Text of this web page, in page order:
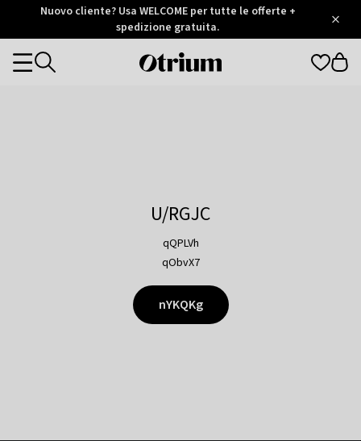
Otrium
Trustpilot
Nuovo cliente? Usa WELCOME per tutte le offerte +
spedizione gratuita.
Otrium
Categories
U/RGJC
qQPLVh
qObvX7
nYKQKg